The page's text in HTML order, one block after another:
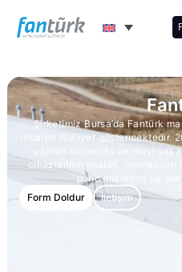
Şirketimiz Bursa’da Fantürk
itibaren faaliyet göstermektedir.
uzman mühendis ve mavi
cihazlarının imalatı, otomasyon
pano imalatları ile
Form Doldur
İletişim